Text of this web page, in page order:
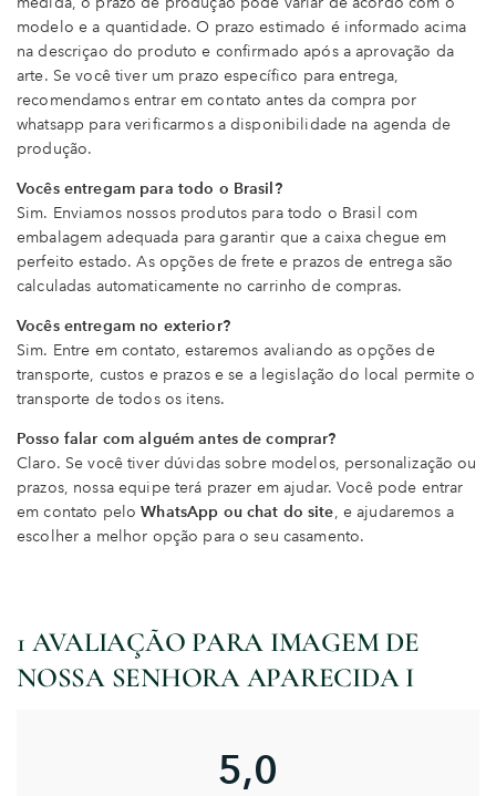
modelo e a quantidade. O prazo estimado é informado acima
na descriçao do produto e confirmado após a aprovação da
arte. Se você tiver um prazo específico para entrega,
recomendamos entrar em contato antes da compra por
whatsapp para verificarmos a disponibilidade na agenda de
produção.
Vocês entregam para todo o Brasil?
Sim. Enviamos nossos produtos para todo o Brasil com
embalagem adequada para garantir que a caixa chegue em
perfeito estado. As opções de frete e prazos de entrega são
calculadas automaticamente no carrinho de compras.
Vocês entregam no exterior?
Sim. Entre em contato, estaremos avaliando as opções de
transporte, custos e prazos e se a legislação do local permite o
transporte de todos os itens.
Posso falar com alguém antes de comprar?
Claro. Se você tiver dúvidas sobre modelos, personalização ou
prazos, nossa equipe terá prazer em ajudar. Você pode entrar
em contato peloWhatsApp ou chat do site, e ajudaremos a
escolher a melhor opção para o seu casamento.
1 AVALIAÇÃO PARA IMAGEM DE
NOSSA SENHORA APARECIDA I
5,0